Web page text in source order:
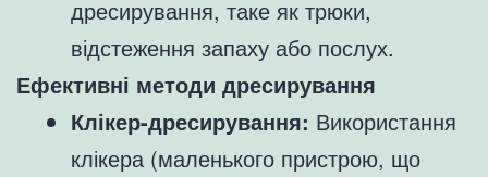
дресирування, таке як трюки,
відстеження запаху або послух.
Ефективні методи дресирування
Клікер-дресирування: Використання
клікера (маленького пристрою, що